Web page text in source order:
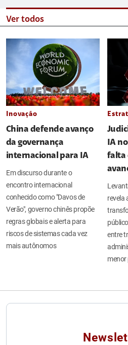
Ver todos
Inovação
China defende avanço
da governança
internacional para IA
Em discurso durante o
encontro internacional
conhecido como "Davos de
Verão", governo chinês propõe
regras globais e alerta para
riscos de sistemas cada vez
mais autônomos
IA
falta
revela
entre